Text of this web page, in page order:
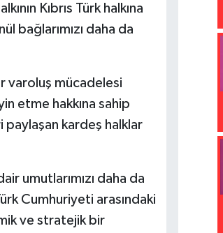
Kıbrıs Türk halkına
bağlarımızı daha da
varoluş mücadelesi
etme hakkına sahip
paylaşan kardeş halklar
umutlarımızı daha da
Cumhuriyeti arasındaki
ve stratejik bir